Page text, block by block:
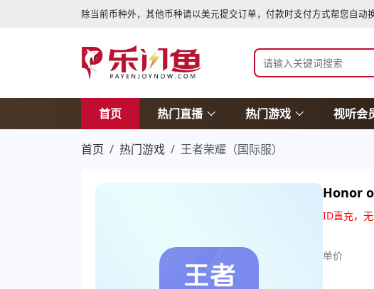
除当前币种外，其他币种请以美元提交订单，付款时支付方式帮您自动
首页 热门直播 热门游戏 视听会
首页 热门游戏 王者荣耀（国际服）
Honor
ID直充，
单价